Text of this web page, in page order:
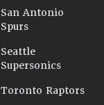
San Antonio
Spurs
Seattle
Supersonics
Toronto Raptors